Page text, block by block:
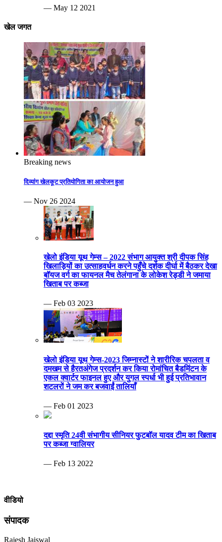
— May 12 2021
खेल जगत
Breaking news
दिव्यांग खेलकूट प्रतियोगिता का आयोजन हुआ
— Nov 26 2024
खेलो इंडिया यूथ गेम्स – 2022 संभाग आयुक्त श्री दीपक सिंह
खिलाड़ियों का उत्साहवर्धन करने पहुँचे दर्शक दीर्घा में बैठकर देखा
बॉयज वर्ग का फायनल मैच तेलंगाना के लोकेश रेड्डी ने जमाया
खिताब पर कब्जा
— Feb 03 2023
खेलो इंडिया यूथ गेम्स-2023 जिम्नास्टों ने शारीरिक चपलता व
दमखम से हैरतअंगेज प्रदर्शन कर किया रोमांचित बैडमिंटन के
एकल क्वार्टर फाइनल हुए और युगल स्पर्धा भी हुई प्रतिभावान
शटलरों ने जम कर बजवाईं तालियाँ
— Feb 01 2023
दद्दा स्मृति 24वी संभागीय सीनियर फुटबॉल यादव टीम का खिताब
पर कब्जा ग्वालियर
— Feb 13 2022
वीडियो
संपादक
Rajesh Jaiswal